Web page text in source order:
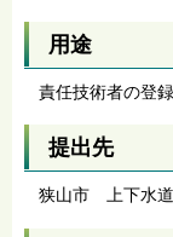
用途
責任技術者の登
提出先
狭山市 上下水